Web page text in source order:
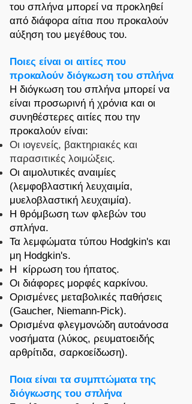
του σπλήνα μπορεί να προκληθεί
από διάφορα αίτια που προκαλούν
αύξηση του μεγέθους του.
Ποιες είναι οι αιτίες που
προκαλούν διόγκωση του σπλήνα
Η διόγκωση του σπλήνα μπορεί να
είναι προσωρινή ή χρόνια και οι
συνηθέστερες αιτίες που την
προκαλούν είναι:
Οι ιογενείς, βακτηριακές και
παρασιτικές λοιμώξεις.
Οι αιμολυτικές αναιμίες
(λεμφοβλαστική λευχαιμία,
μυελοβλαστική λευχαιμία).
Η θρόμβωση των φλεβών του
σπλήνα.
Τα λεμφώματα τύπου Hodgkin's και
μη Hodgkin's.
Η κίρρωση του ήπατος.
Οι διάφορες μορφές καρκίνου.
Ορισμένες μεταβολικές παθήσεις
(Gaucher, Niemann-Pick).
Ορισμένα φλεγμονώδη αυτοάνοσα
νοσήματα (λύκος, ρευματοειδής
αρθρίτιδα, σαρκοείδωση).
Ποια είναι τα συμπτώματα της
διόγκωσης του σπλήνα